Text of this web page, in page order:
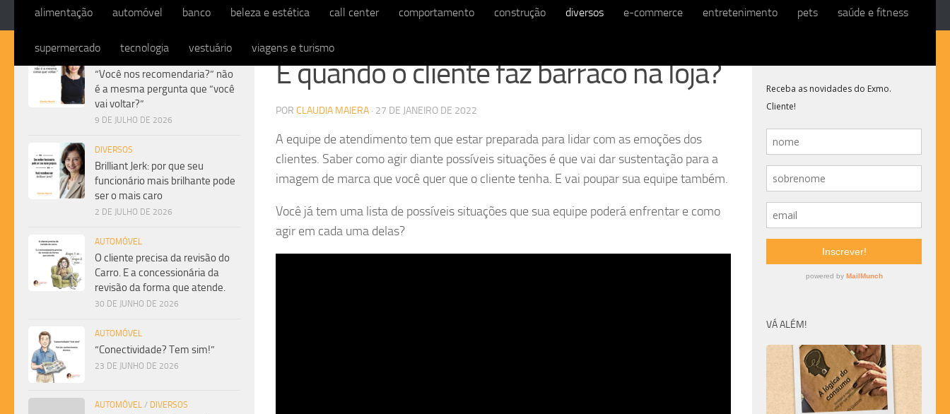
alimentação automóvel banco beleza e estética call center comportamento construção diversos e-commerce entretenimento pets saúde e fitness
supermercado tecnologia vestuário viagens e turismo
DIVERSOS
E quando o cliente faz barraco na loja?
POR CLAUDIA MAIERA · 27 DE JANEIRO DE 2022
A equipe de atendimento tem que estar preparada para lidar com as emoções dos
clientes. Saber como agir diante possíveis situações é que vai dar sustentação para a
imagem de marca que você quer que o cliente tenha. E vai poupar sua equipe também.
Você já tem uma lista de possíveis situações que sua equipe poderá enfrentar e como
agir em cada uma delas?
“Você nos recomendaria?” não
é a mesma pergunta que “você
vai voltar?”
9 DE JULHO DE 2026
DIVERSOS
Brilliant Jerk: por que seu
funcionário mais brilhante pode
ser o mais caro
2 DE JULHO DE 2026
AUTOMÓVEL
O cliente precisa da revisão do
Carro. E a concessionária da
revisão da forma que atende.
30 DE JUNHO DE 2026
AUTOMÓVEL
“Conectividade? Tem sim!”
23 DE JUNHO DE 2026
AUTOMÓVEL / DIVERSOS
CONTINUE COM O EXMO. CLIENTE
VÁ ALÉM!